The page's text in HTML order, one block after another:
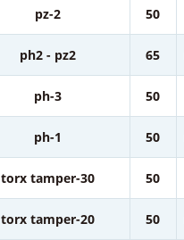
pz-2 50
ph2 - pz2 65
ph-3 50
ph-1 50
torx tamper-30 50
torx tamper-20 50